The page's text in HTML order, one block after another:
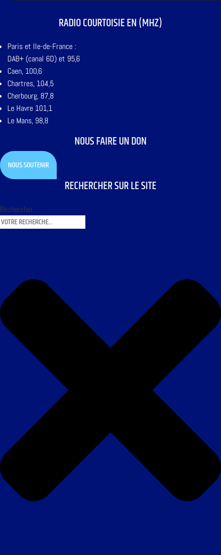
RADIO COURTOISIE EN (MHZ)
Paris et Ile-de-France :
DAB+ (canal 6D) et 95,6
Caen, 100,6
Chartres, 104,5
Cherbourg, 87,8
Le Havre 101,1
Le Mans, 98,8
NOUS FAIRE UN DON
NOUS SOUTENIR
RECHERCHER SUR LE SITE
Rechercher